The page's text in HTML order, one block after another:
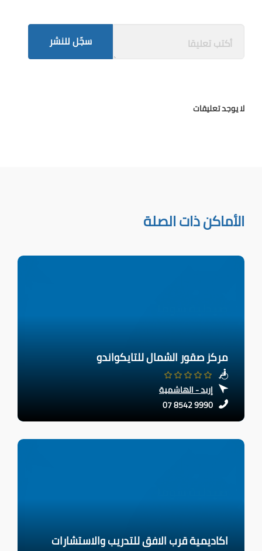
سجّل للنشر
لا يوجد تعليقات
الأماكن ذات الصلة
مركز صقور الشمال للتايكواندو
إربد - الهاشمية
07 8542 9990
اكاديمية قرب الافق للتدريب والاستشارات